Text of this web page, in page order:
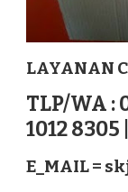
LAYANAN
TLP/WA :
1012
E_MAIL =